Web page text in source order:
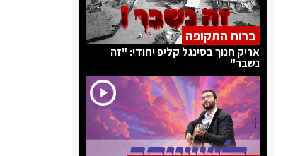
ברוח התקופה
אריק חנוך בסינגל קליפ יחודי: "זה
נשבר"